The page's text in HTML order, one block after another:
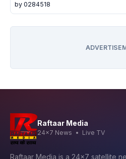
by 0284518
Raftaar Media
24x7 News • Live TV
Raftaar Media is a 24x7 satellite